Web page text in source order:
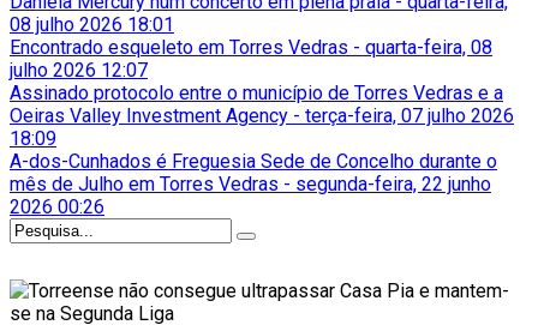
08 julho 2026 18:01
Encontrado esqueleto em Torres Vedras - quarta-feira, 08
julho 2026 12:07
Assinado protocolo entre o município de Torres Vedras e a
Oeiras Valley Investment Agency - terça-feira, 07 julho 2026
18:09
A-dos-Cunhados é Freguesia Sede de Concelho durante o
mês de Julho em Torres Vedras - segunda-feira, 22 junho
2026 00:26